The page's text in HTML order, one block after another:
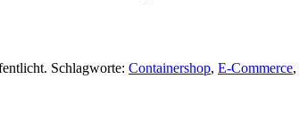
Schlagworte: Containershop, E-Commerce,